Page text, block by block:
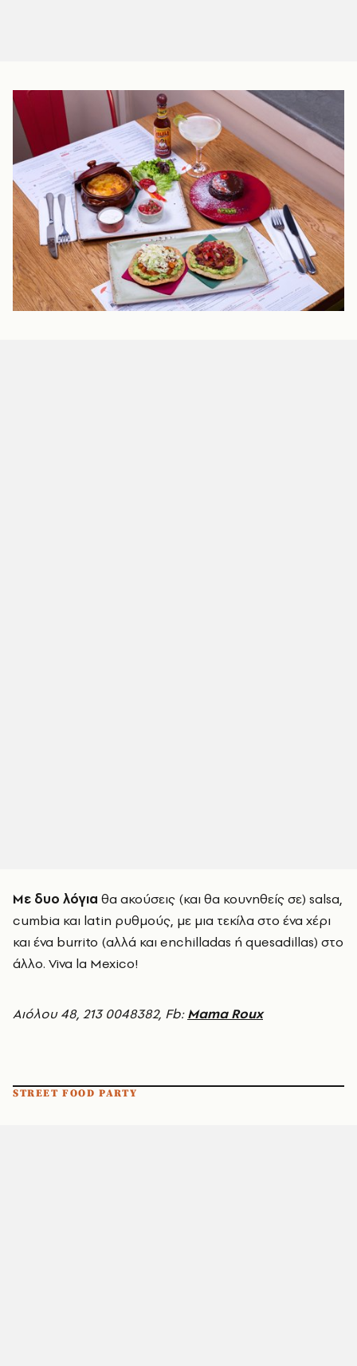
Με δυο λόγια θα ακούσεις (και θα κουνηθείς σε) salsa,
cumbia και latin ρυθμούς, με μια τεκίλα στο ένα χέρι
και ένα burrito (αλλά και enchilladas ή quesadillas) στο
άλλο. Viva la Mexico!
Αιόλου 48, 213 0048382, Fb:Mama Roux
STREET FOOD PARTY